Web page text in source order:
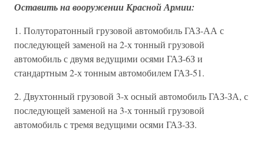
Оставить на вооружении Красной Армии:
1. Полуторатонный грузовой автомобиль ГАЗ-АА с
последующей заменой на 2-х тонный грузовой
автомобиль с двумя ведущими осями ГАЗ-6З и
стандартным 2-х тонным автомобилем ГАЗ-51.
2. Двухтонный грузовой 3-х осный автомобиль ГАЗ-ЗА, с
последующей заменой на 3-х тонный грузовой
автомобиль с тремя ведущими осями ГАЗ-ЗЗ.